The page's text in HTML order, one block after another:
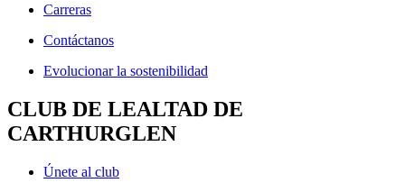
Carreras
Contáctanos
Evolucionar la sostenibilidad
CLUB DE LEALTAD DE
CARTHURGLEN
Únete al club